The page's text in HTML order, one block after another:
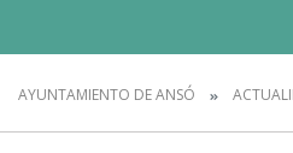
AYUNTAMIENTO DE ANSÓ